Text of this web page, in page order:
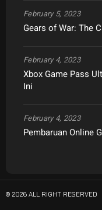
Gears of War: The
February 5, 2023
Xbox Game Pass
Ini
February 4, 2023
Pembaruan Online
February 4, 2023
© 2026 ALL RIGHT RESERVED